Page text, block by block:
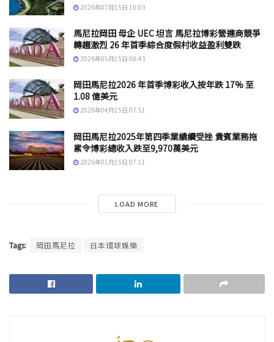
2026年07月15日 10:03
馬尼拉岡田 母企 UEC 坦言 馬尼拉博彩營運商競爭
轉趨激烈 26 年首季綜合度假村收益盈利雙跌
2026年05月15日 08:43
岡田馬尼拉2026 年首季博彩收入按年跌 17% 至
1.08 億美元
2026年04月15日 07:51
岡田馬尼拉2025年第四季業績續受挫 貴賓業務拖
累令博彩總收入跌至9,970萬美元
2026年01月15日 07:11
LOAD MORE
Tags: 岡田馬尼拉 日本環球娛樂